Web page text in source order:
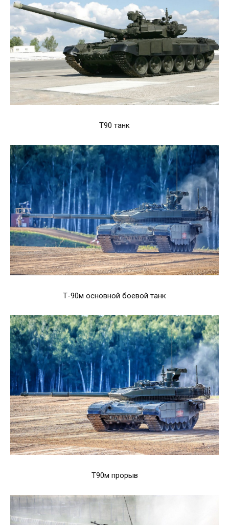
T90 танк
Т-90м основной боевой танк
Т90м прорыв